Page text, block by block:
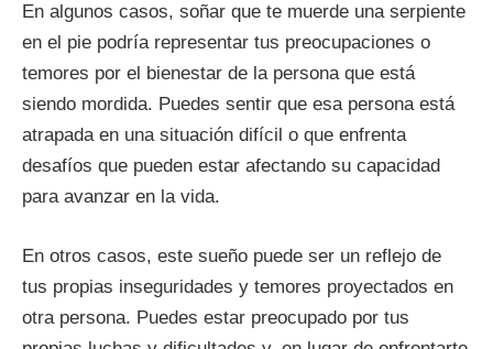
En algunos casos, soñar que te muerde una serpiente
en el pie podría representar tus preocupaciones o
temores por el bienestar de la persona que está
siendo mordida. Puedes sentir que esa persona está
atrapada en una situación difícil o que enfrenta
desafíos que pueden estar afectando su capacidad
para avanzar en la vida.
En otros casos, este sueño puede ser un reflejo de
tus propias inseguridades y temores proyectados en
otra persona. Puedes estar preocupado por tus